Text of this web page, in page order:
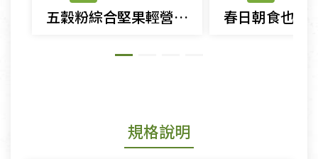
五穀粉綜合堅果輕營養早餐
規格說明